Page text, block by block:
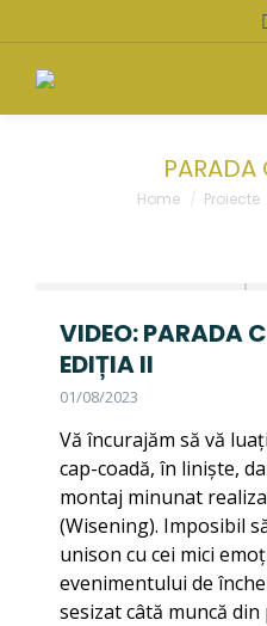
PARADA
You are here:
Home Proiecte
VIDEO: PARADA
EDIȚIA II
01/08/2023
Vă încurajăm să vă
cap-coadă, în liniște,
montaj minunat
(Wisening). Imposibil
unison cu cei mici
evenimentului de
sesizat câtă muncă